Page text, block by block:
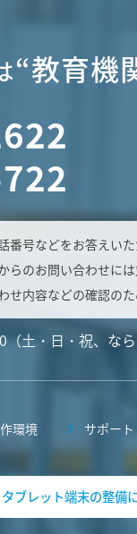
“教育機
号などをお答えい
のお問い合わせには
内容などの確認の
（土・日・祝、な
環境 サポート
ブレット端末の整